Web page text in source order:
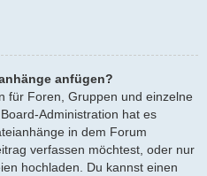
anfügen?
für Foren, Gruppen und einzelne
Administration hat es
in dem Forum
verfassen möchtest, oder nur
hochladen. Du kannst einen